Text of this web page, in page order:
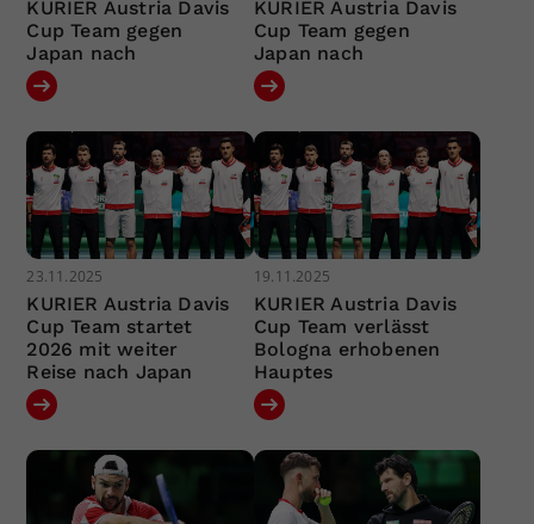
KURIER Austria Davis
Cup Team gegen
Japan nach
KURIER Austria Davis
Cup Team gegen
Japan nach
23.11.2025
KURIER Austria Davis
Cup Team startet
2026 mit weiter
Reise nach Japan
19.11.2025
KURIER Austria Davis
Cup Team verlässt
Bologna erhobenen
Hauptes